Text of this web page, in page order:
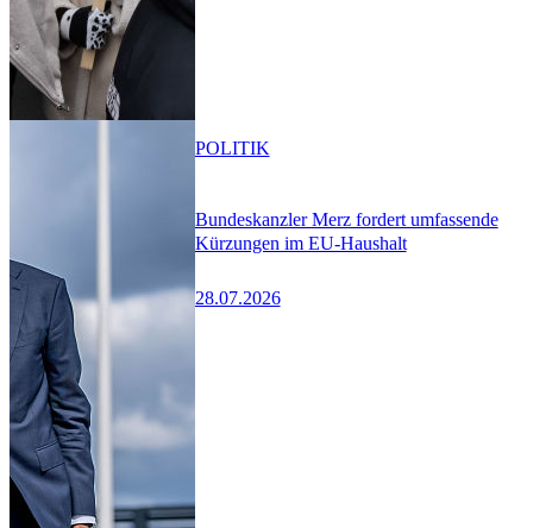
Bundeskanzler Merz fordert umfassende
Kürzungen im EU-Haushalt
28.07.2026
POLITIK